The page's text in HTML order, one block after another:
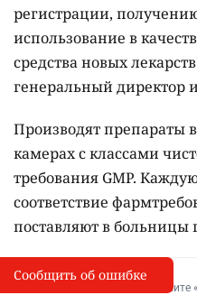
регистрации,
использование в
средства новых
генеральный директор
Производят препараты
камерах с классами
требования GMP.
соответствие
поставляют в больницы
I
Сообщить об опечатке
Выделите фрагмент и
Сообщить об ошибке